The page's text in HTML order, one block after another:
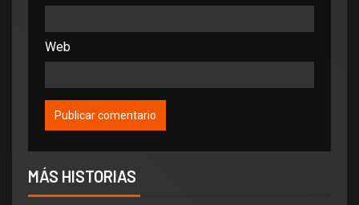
Web
MÁS HISTORIAS